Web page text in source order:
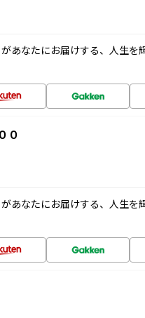
あなたにお届けする、人生を
０
あなたにお届けする、人生を